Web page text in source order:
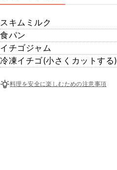
スキムミルク
食パン
イチゴジャム
冷凍イチゴ(小さくカットする)
料理を安全に楽しむための注意事項